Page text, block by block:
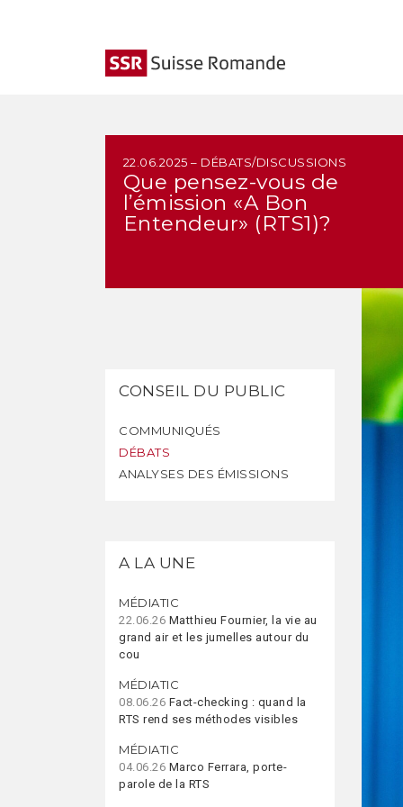
CONSEIL DU PUBLIC
COMMUNIQUÉS
DÉBATS
ANALYSES DES ÉMISSIONS
A LA UNE
MÉDIATIC
22.06.26 Matthieu Fournier, la vie au
grand air et les jumelles autour du
cou
MÉDIATIC
08.06.26 Fact-checking : quand la
RTS rend ses méthodes visibles
MÉDIATIC
04.06.26 Marco Ferrara, porte-
parole de la RTS
22.06.2025 – DÉBATS/DISCUSSIONS
Que pensez-vous de
l’émission «A Bon
Entendeur» (RTS1)?